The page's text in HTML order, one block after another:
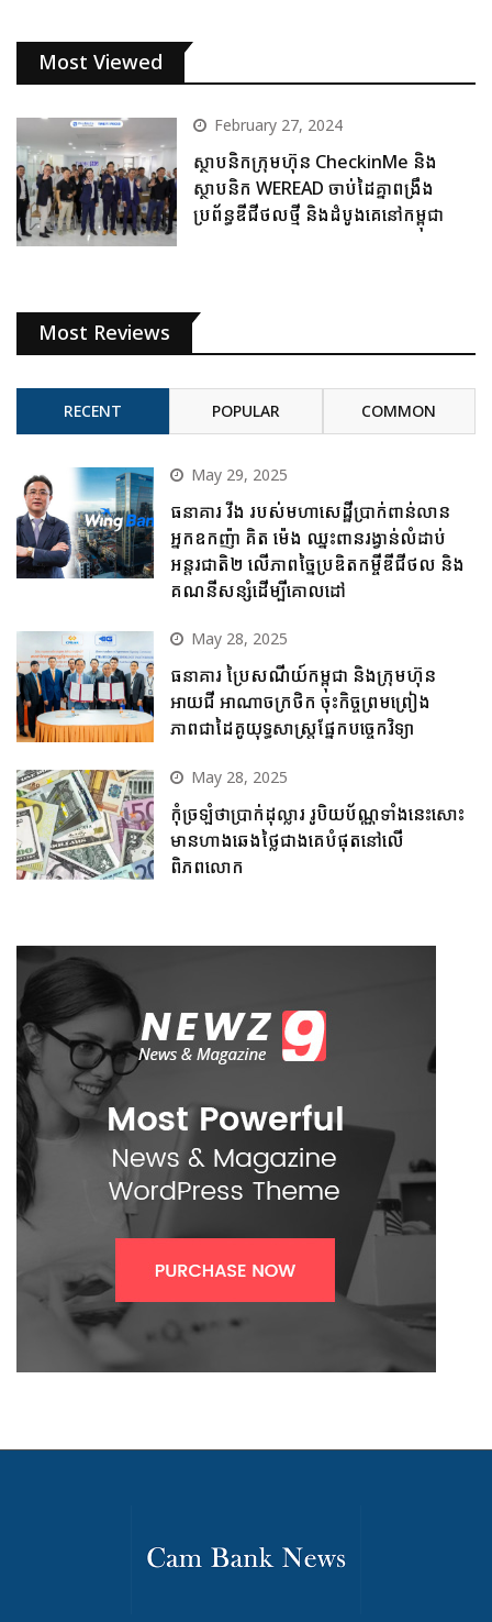
Most Viewed
February 27, 2024
ស្ថាបនិកក្រុមហ៊ុន CheckinMe និង
ស្ថាបនិក WEREAD ចាប់ដៃគ្នាពង្រឹង
ប្រព័ន្ធឌីជីថលថ្មី និងដំបូងគេនៅកម្ពុជា
Most Reviews
RECENT POPULAR COMMON
May 29, 2025
ធនាគារ វីង របស់មហាសេដ្ឋីប្រាក់ពាន់លាន
អ្នកឧកញ៉ា គិត ម៉េង ឈ្នះពានរង្វាន់លំដាប់
អន្តរជាតិ២ លើភាពច្នៃប្រឌិតកម្ចីឌីជីថល និង
គណនីសន្សំដើម្បីគោលដៅ
May 28, 2025
ធនាគារ ប្រៃសណីយ៍កម្ពុជា និងក្រុមហ៊ុន
អាយជី អាណាចក្រថិក ចុះកិច្ចព្រមព្រៀង
ភាពជាដៃគូយុទ្ធសាស្ត្រផ្នែកបច្ចេកវិទ្យា
May 28, 2025
កុំច្រឡំថាប្រាក់ដុល្លារ រូបិយប័ណ្ណទាំងនេះសោះ
មានហាងឆេងថ្លៃជាងគេបំផុតនៅលើ
ពិភពលោក